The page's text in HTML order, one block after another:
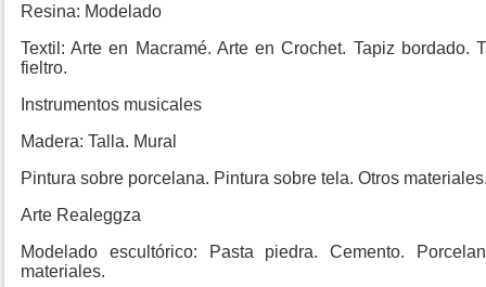
Resina: Modelado
Textil: Arte en Macramé. Arte en Crochet. Tapiz bordado.
fieltro.
Instrumentos musicales
Madera: Talla. Mural
Pintura sobre porcelana. Pintura sobre tela. Otros
Arte Realeggza
Modelado escultórico: Pasta piedra. Cemento.
materiales.